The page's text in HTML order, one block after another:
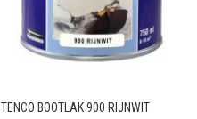
TENCO BOOTLAK 900 RIJNWIT